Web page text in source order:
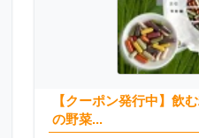
【クーポン発行中】飲
の野菜...